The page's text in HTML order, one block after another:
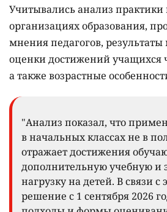
Учитывались анализ
организациях образования,
мнения педагогов,
оценки достижений учащихся
а также возрастные
"Анализ показал, что
в начальных классах не в
отражает достижения
дополнительную учебную и
нагрузку на детей. В связи
решение с 1 сентября 2026